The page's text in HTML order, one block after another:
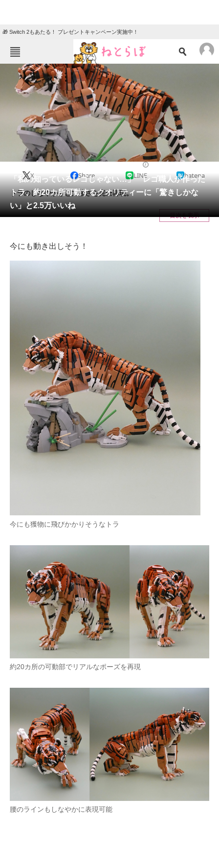
🎁 Switch 2もあたる！ プレゼントキャンペーン実施中！
ねとらぼメニュー
ニュース
クイズ
地域
住まい 教育・育児
リサーチ
会員記事
メディア
注目記事を集めた総合ページ
スマホと通信の最新トレンド
AI活用のいまが分かる
企業ITのトレンドを詳説
経営リーダーのコミュニティ
マーケ×ITの今がよく分かる
ITエンジニア向け専門サイト
企業向けIT製品の総合サイト
モノづくり技術者専門サイト
エネルギーの専門メディア
建設×テクノロジーの最前線
ちょっと気になるネットの話題
「私の知っているレゴじゃない…」 レゴ職人が作った
トラ、約20カ所可動するクオリティーに「驚きしかな
い」と2.5万いいね
X Share LINE hatena
トラのしなやかさと力強さを完全再現。
目次を表示
今にも動き出しそう！
今にも獲物に飛びかかりそうなトラ
約20カ所の可動部でリアルなポーズを再現
腰のラインもしなやかに表現可能